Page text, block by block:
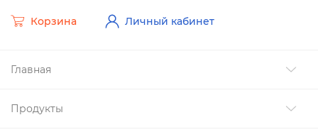
Главная
Продукты
Корзина Личный кабинет